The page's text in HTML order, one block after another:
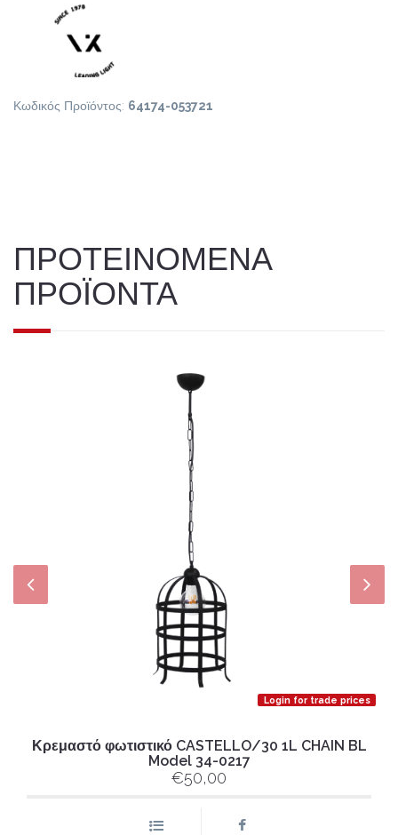
Κωδικός Προϊόντος: 64174-053721
ΠΡΟΤΕΙΝΟΜΕΝΑ
ΠΡΟΪΟΝΤΑ
Login for trade prices
Κρεμαστό φωτιστικό CASTELLO/30 1L CHAIN BL
Model 34-0217
€50,00